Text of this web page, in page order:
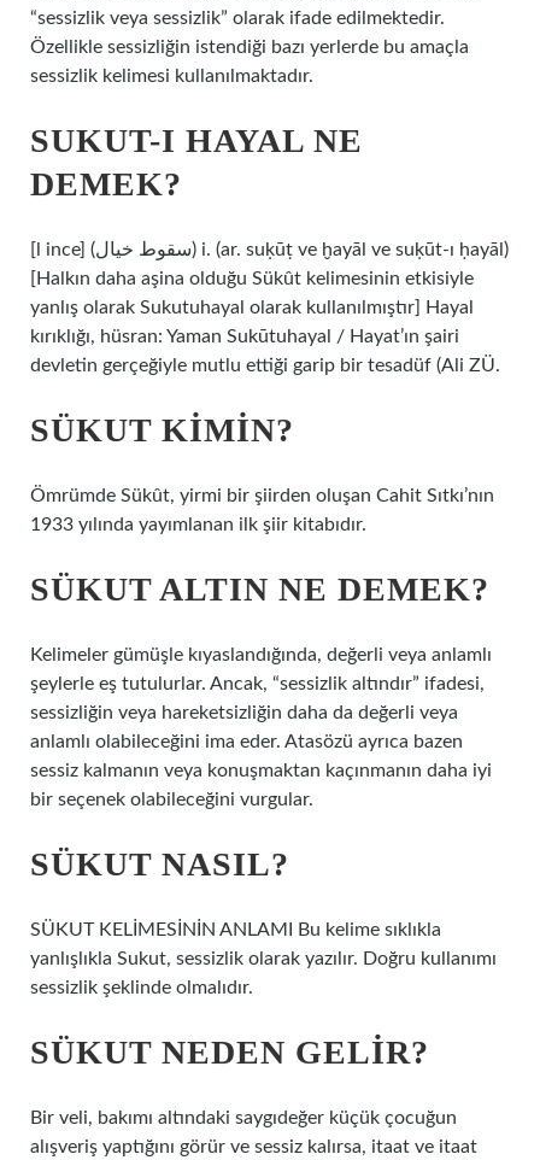
“sessizlik veya sessizlik” olarak ifade edilmektedir.
Özellikle sessizliğin istendiği bazı yerlerde bu amaçla
sessizlik kelimesi kullanılmaktadır.
SUKUT-I HAYAL NE
DEMEK?
[l ince] (ﺳﻘﻮﻁ ﺧﻴﺎﻝ) i. (ar. suḳūṭ ve ḫayāl ve suḳūt-ı ḥayāl)
[Halkın daha aşina olduğu Sükût kelimesinin etkisiyle
yanlış olarak Sukutuhayal olarak kullanılmıştır] Hayal
kırıklığı, hüsran: Yaman Sukūtuhayal / Hayat’ın şairi
devletin gerçeğiyle mutlu ettiği garip bir tesadüf (Ali ZÜ.
SÜKUT KIMIN?
Ömrümde Sükût, yirmi bir şiirden oluşan Cahit Sıtkı’nın
1933 yılında yayımlanan ilk şiir kitabıdır.
SÜKUT ALTIN NE DEMEK?
Kelimeler gümüşle kıyaslandığında, değerli veya anlamlı
şeylerle eş tutulurlar. Ancak, “sessizlik altındır” ifadesi,
sessizliğin veya hareketsizliğin daha da değerli veya
anlamlı olabileceğini ima eder. Atasözü ayrıca bazen
sessiz kalmanın veya konuşmaktan kaçınmanın daha iyi
bir seçenek olabileceğini vurgular.
SÜKUT NASIL?
SÜKUT KELİMESİNİN ANLAMI Bu kelime sıklıkla
yanlışlıkla Sukut, sessizlik olarak yazılır. Doğru kullanımı
sessizlik şeklinde olmalıdır.
SÜKUT NEDEN GELIR?
Bir veli, bakımı altındaki saygıdeğer küçük çocuğun
alışveriş yaptığını görür ve sessiz kalırsa, itaat ve itaat